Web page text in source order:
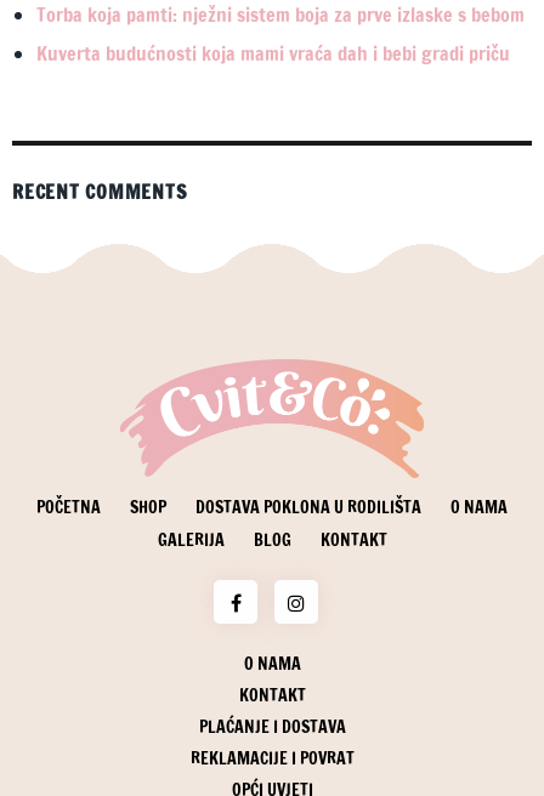
Torba koja pamti: nježni sistem boja za prve izlaske s bebom
Kuverta budućnosti koja mami vraća dah i bebi gradi priču
RECENT COMMENTS
POČETNA SHOP DOSTAVA POKLONA U RODILIŠTA
O NAMA
GALERIJA
BLOG KONTAKT
O NAMA
KONTAKT
PLAĆANJE I DOSTAVA
REKLAMACIJE I POVRAT
OPĆI UVJETI